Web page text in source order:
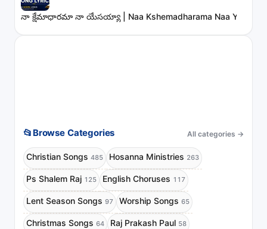
నా క్షేమాధారమా నా యేసయ్యా | Naa Kshemadharama Naa Yesayya
📂 Browse Categories All categories →
Christian Songs 485 Hosanna Ministries 263
Ps Shalem Raj 125 English Choruses 117
Lent Season Songs 97 Worship Songs 65
Christmas Songs 64 Raj Prakash Paul 58